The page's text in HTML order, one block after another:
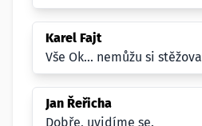
Karel Fajt
Vše Ok... nemůžu si
Jan Řeřicha
Dobře, uvidíme se.